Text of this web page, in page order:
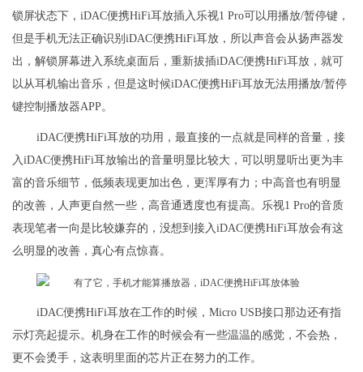
锁屏状态下，iDAC便携HiFi耳放插入乐视1 Pro可以用播放/暂停键，
但是手机无法正确识别iDAC便携HiFi耳放，所以声音会从扬声器发
出，解锁屏幕进入系统桌面后，重新拔插iDAC便携HiFi耳放，就可
以从耳机输出音乐，但是这时候iDAC便携HiFi耳放无法用播放/暂停
键控制播放器APP。
iDAC便携HiFi耳放的功用，最直接的一点就是同样的音量，接
入iDAC便携HiFi耳放输出的音量明显比较大，可以明显听出更为丰
富的音乐细节，低频表现更加出色，更浑厚有力；中高音也有明显
的改善，人声更自然一些，高音通透度也有提高。乐视1 Pro的音质
表现笔者一向是比较嫌弃的，没想到接入iDAC便携HiFi耳放会有这
么明显的改善，真心有点惊喜。
iDAC便携HiFi耳放在工作的时候，Micro USB接口那边还有指
示灯亮起提示。机身在工作的时候会有一些温温的感觉，不会热，
更不会烫手，这表明里面的芯片正在努力的工作。